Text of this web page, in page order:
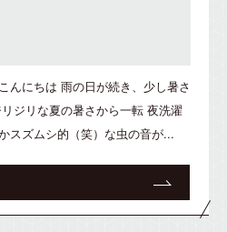
にちは 雨の日が続き、少し暑さ
ジリな夏の暑さから一転 夜洗濯
スズムシ的（笑）な虫の音が...